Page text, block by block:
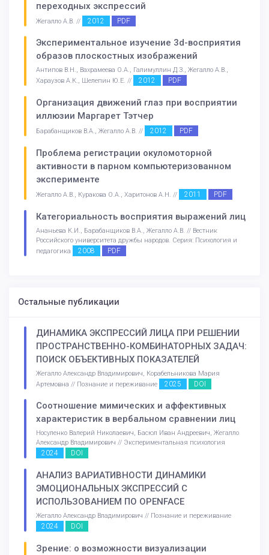
переходных экспрессий
Жегалло А.В. // 2012 PDF
Экспериментальное изучение 3d-восприятия
образов плоскостных изображений
Антипов В.Н., Вахрамеева О.А., Галимуллин Д.З., Жегалло А.В.,
Хараузов А.К., Шелепин Ю.Е. //
2012 PDF
Организация движений глаз при восприятии
иллюзии Маргарет Тэтчер
Барабанщиков В.А., Жегалло А.В. // 2012 PDF
Проблема регистрации окуломоторной
активности в парном компьютеризованном
эксперименте
Жегалло А.В., Куракова О.А., Харитонов А.Н. // 2011 PDF
Категориальность восприятия выражений лиц
Ананьева К.И., Барабанщиков В.А., Жегалло А.В. // Вестник
Российского университета дружбы народов. Серия: Психология и
педагогика
2008 PDF
Остальные публикации
ДИНАМИКА ЭКСПРЕССИЙ ЛИЦА ПРИ РЕШЕНИИ
ПРОСТРАНСТВЕННО-КОМБИНАТОРНЫХ ЗАДАЧ:
ПОИСК ОБЪЕКТИВНЫХ ПОКАЗАТЕЛЕЙ
Жегалло Александр Владимирович, Корабельникова Мария
Артемовна // Познание и переживание
2025 DOI
Соотношение мимических и аффективных
характеристик в вербальном сравнении лиц
Носуленко Валерий Николаевич, Басюл Иван Андреевич, Жегалло
Александр Владимирович // Экспериментальная психология
2024 DOI
АНАЛИЗ ВАРИАТИВНОСТИ ДИНАМИКИ
ЭМОЦИОНАЛЬНЫХ ЭКСПРЕССИЙ С
ИСПОЛЬЗОВАНИЕМ ПО OPENFACE
Жегалло Александр Владимирович // Познание и переживание
2024 DOI
Зрение: о возможности визуализации